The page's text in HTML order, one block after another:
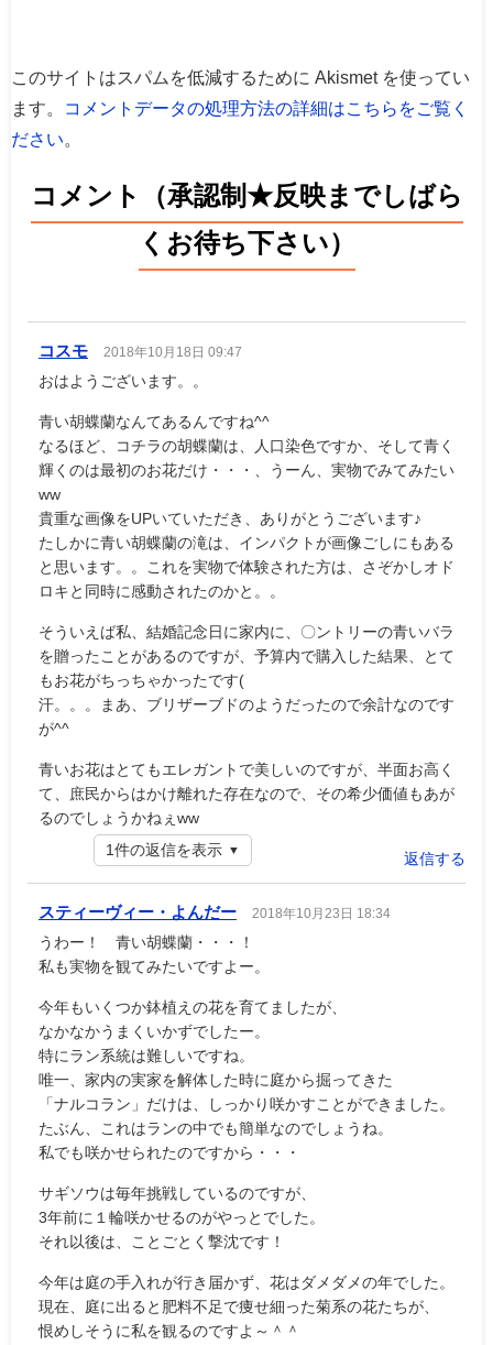
このサイトはスパムを低減するために Akismet を使ってい
ます。
コメントデータの処理方法の詳細はこちらをご覧く
ださい。
コメント（承認制★反映までしばら
くお待ち下さい）
コスモ 2018年10月18日 09:47
おはようございます。。
青い胡蝶蘭なんてあるんですね^^
なるほど、コチラの胡蝶蘭は、人口染色ですか、そして青く
輝くのは最初のお花だけ・・・、うーん、実物でみてみたい
ww
貴重な画像をUPいていただき、ありがとうございます♪
たしかに青い胡蝶蘭の滝は、インパクトが画像ごしにもある
と思います。。これを実物で体験された方は、さぞかしオド
ロキと同時に感動されたのかと。。
そういえば私、結婚記念日に家内に、〇ントリーの青いバラ
を贈ったことがあるのですが、予算内で購入した結果、とて
もお花がちっちゃかったです(
汗。。。まあ、ブリザーブドのようだったので余計なのです
が^^
青いお花はとてもエレガントで美しいのですが、半面お高く
て、庶民からはかけ離れた存在なので、その希少価値もあが
るのでしょうかねぇww
返信する
1件の返信を表示
スティーヴィー・よんだー 2018年10月23日 18:34
うわー！ 青い胡蝶蘭・・・！
私も実物を観てみたいですよー。
今年もいくつか鉢植えの花を育てましたが、
なかなかうまくいかずでしたー。
特にラン系統は難しいですね。
唯一、家内の実家を解体した時に庭から掘ってきた
「ナルコラン」だけは、しっかり咲かすことができました。
たぶん、これはランの中でも簡単なのでしょうね。
私でも咲かせられたのですから・・・
サギソウは毎年挑戦しているのですが、
3年前に１輪咲かせるのがやっとでした。
それ以後は、ことごとく撃沈です！
今年は庭の手入れが行き届かず、花はダメダメの年でした。
現在、庭に出ると肥料不足で痩せ細った菊系の花たちが、
恨めしそうに私を観るのですよ～＾＾